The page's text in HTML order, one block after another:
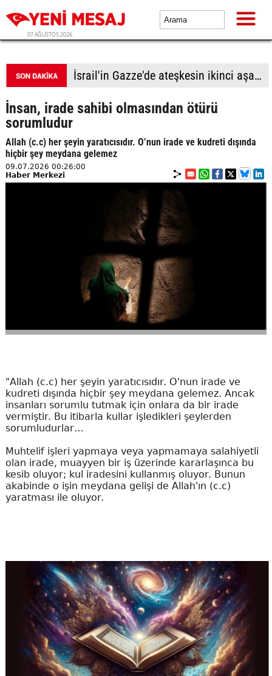
07 AĞUSTOS 2026
Türk lirası kıskaçta
İnsan, irade sahibi olmasından ötürü
sorumludur
Allah (c.c) her şeyin yaratıcısıdır. O’nun irade ve kudreti dışında
hiçbir şey meydana gelemez
09.07.2026 00:26:00
Haber Merkezi
"Allah (c.c) her şeyin yaratıcısıdır. O'nun irade ve
kudreti dışında hiçbir şey meydana gelemez. Ancak
insanları sorumlu tutmak için onlara da bir irade
vermiştir. Bu itibarla kullar işledikleri şeylerden
sorumludurlar…
Muhtelif işleri yapmaya veya yapmamaya salahiyetli
olan irade, muayyen bir iş üzerinde kararlaşınca bu
kesib oluyor; kul iradesini kullanmış oluyor. Bunun
akabinde o işin meydana gelişi de Allah'ın (c.c)
yaratması ile oluyor.